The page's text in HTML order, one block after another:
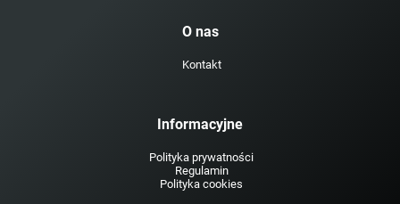
O nas
Kontakt
Informacyjne
Polityka prywatności
Regulamin
Polityka cookies